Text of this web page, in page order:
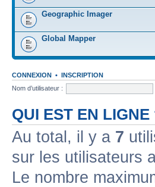
Geographic Imager
Global Mapper
CONNEXION • INSCRIPTION
Nom d’utilisateur :
QUI EST EN LIGNE
Au total, il y a 7
sur les utilisateurs
Le nombre